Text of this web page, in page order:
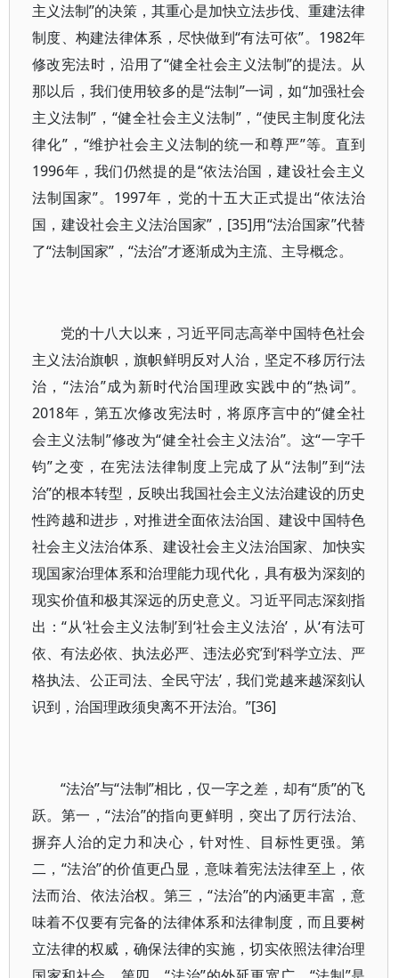
主义法制”的决策，其重心是加快立法步伐、重建法律
制度、构建法律体系，尽快做到“有法可依”。1982年
修改宪法时，沿用了“健全社会主义法制”的提法。从
那以后，我们使用较多的是“法制”一词，如“加强社会
主义法制”，“健全社会主义法制”，“使民主制度化法
律化”，“维护社会主义法制的统一和尊严”等。直到
1996年，我们仍然提的是“依法治国，建设社会主义
法制国家”。1997年，党的十五大正式提出“依法治
国，建设社会主义法治国家”，[35]用“法治国家”代替
了“法制国家”，“法治”才逐渐成为主流、主导概念。
党的十八大以来，习近平同志高举中国特色社会
主义法治旗帜，旗帜鲜明反对人治，坚定不移厉行法
治，“法治”成为新时代治国理政实践中的“热词”。
2018年，第五次修改宪法时，将原序言中的“健全社
会主义法制”修改为“健全社会主义法治”。这“一字千
钧”之变，在宪法法律制度上完成了从“法制”到“法
治”的根本转型，反映出我国社会主义法治建设的历史
性跨越和进步，对推进全面依法治国、建设中国特色
社会主义法治体系、建设社会主义法治国家、加快实
现国家治理体系和治理能力现代化，具有极为深刻的
现实价值和极其深远的历史意义。习近平同志深刻指
出：“从‘社会主义法制’到‘社会主义法治’，从‘有法可
依、有法必依、执法必严、违法必究’到‘科学立法、严
格执法、公正司法、全民守法’，我们党越来越深刻认
识到，治国理政须臾离不开法治。”[36]
“法治”与“法制”相比，仅一字之差，却有“质”的飞
跃。第一，“法治”的指向更鲜明，突出了厉行法治、
摒弃人治的定力和决心，针对性、目标性更强。第
二，“法治”的价值更凸显，意味着宪法法律至上，依
法而治、依法治权。第三，“法治”的内涵更丰富，意
味着不仅要有完备的法律体系和法律制度，而且要树
立法律的权威，确保法律的实施，切实依照法律治理